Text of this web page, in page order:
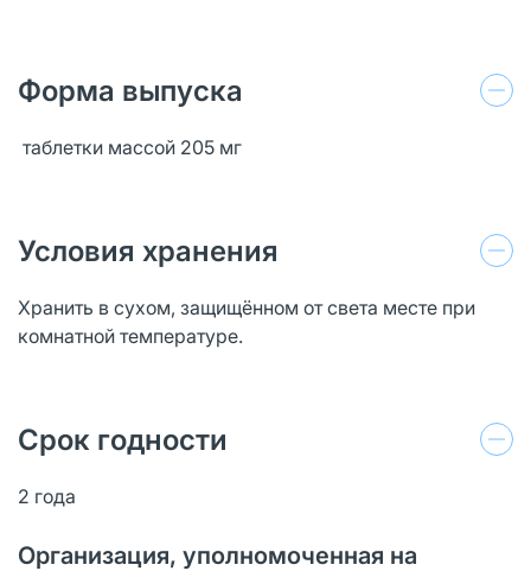
Форма выпуска
таблетки массой 205 мг
Условия хранения
Хранить в сухом, защищённом от света месте при
комнатной температуре.
Срок годности
2 года
Организация, уполномоченная на